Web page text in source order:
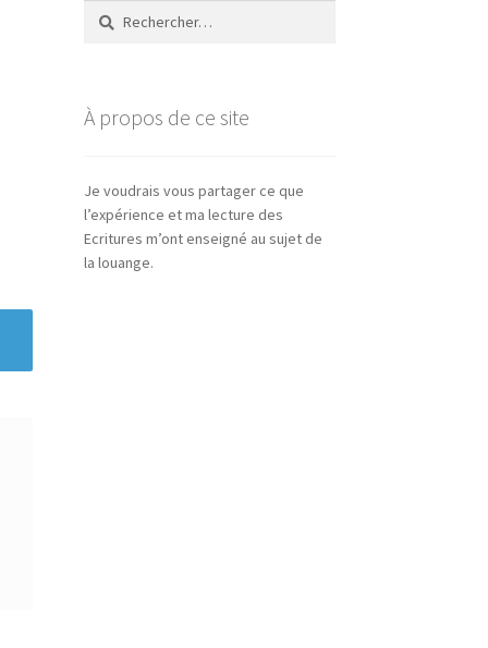
Rechercher :
À propos de ce site
Je voudrais vous partager ce que
l’expérience et ma lecture des
Ecritures m’ont enseigné au sujet de
la louange.